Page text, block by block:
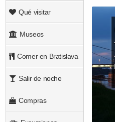
Qué visitar
Museos
Comer en Bratislava
Salir de noche
Compras